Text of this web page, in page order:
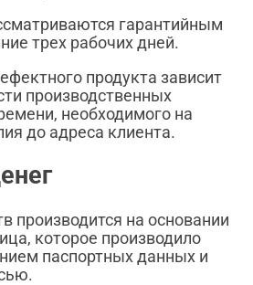
гарантийным
трех рабочих дней.
продукта зависит
производственных
необходимого на
до адреса клиента.
производится на основании
которое производило
паспортных данных и